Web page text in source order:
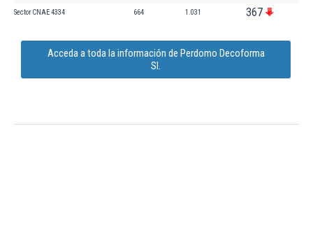
Sector CNAE 4334 664 1.031 367
Acceda a toda la información de Perdomo Decoforma
Sl.